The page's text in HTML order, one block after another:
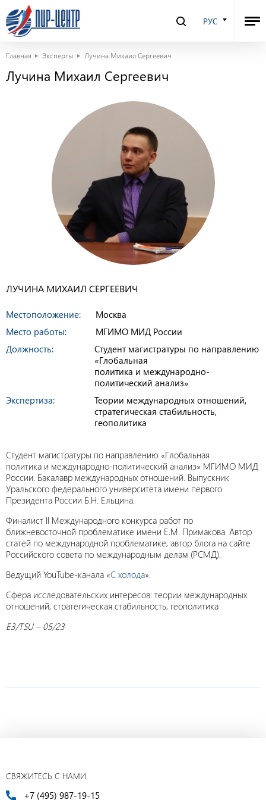
РУС
Главная Эксперты Лучина Михаил Сергеевич
Лучина Михаил Сергеевич
ЛУЧИНА МИХАИЛ СЕРГЕЕВИЧ
Местоположение:
Москва
Место работы:
МГИМО МИД России
Должность:
Студент магистратуры по направлению
«Глобальная
политика и международно-
политический анализ»
Экспертиза:
Теории международных отношений,
стратегическая стабильность,
геополитика
Студент магистратуры по направлению «Глобальная
политика и международно-политический анализ» МГИМО МИД
России. Бакалавр международных отношений. Выпускник
Уральского федерального университета имени первого
Президента России Б.Н. Ельцина.
Финалист II Международного конкурса работ по
ближневосточной проблематике имени Е.М. Примакова. Автор
статей по международной проблематике, автор блога на сайте
Российского совета по международным делам (РСМД).
Ведущий YouTube-канала «С холода».
Сфера исследовательских интересов: теории международных
отношений, стратегическая стабильность, геополитика
E3/TSU – 05/23
СВЯЖИТЕСЬ С НАМИ
+7 (495) 987-19-15